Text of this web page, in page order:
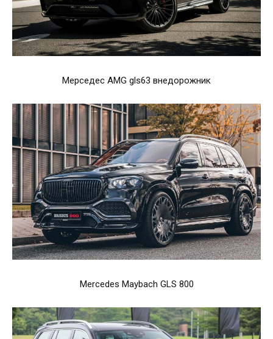
Мерседес AMG gls63 внедорожник
Mercedes Maybach GLS 800